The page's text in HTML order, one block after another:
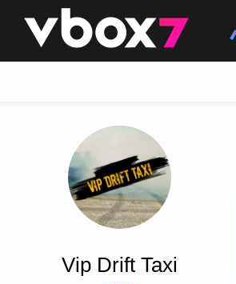
👾
Vip Drift Taxi